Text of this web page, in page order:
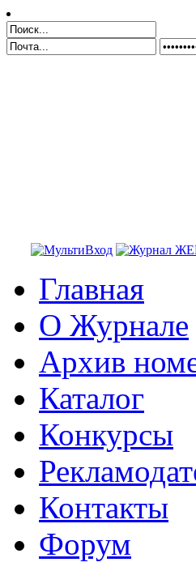
Главная
О Журнале
Архив
Каталог
Конкурсы
Контакты
Форум